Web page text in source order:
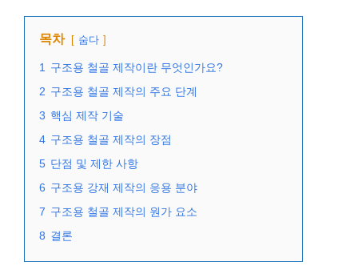
목차 숨다
1
구조용 철골 제작이란 무엇인가요?
2 구조용 철골 제작의 주요 단계
3 핵심 제작 기술
4 구조용 철골 제작의 장점
5 단점 및 제한 사항
6 구조용 강재 제작의 응용 분야
7 구조용 철골 제작의 원가 요소
8 결론